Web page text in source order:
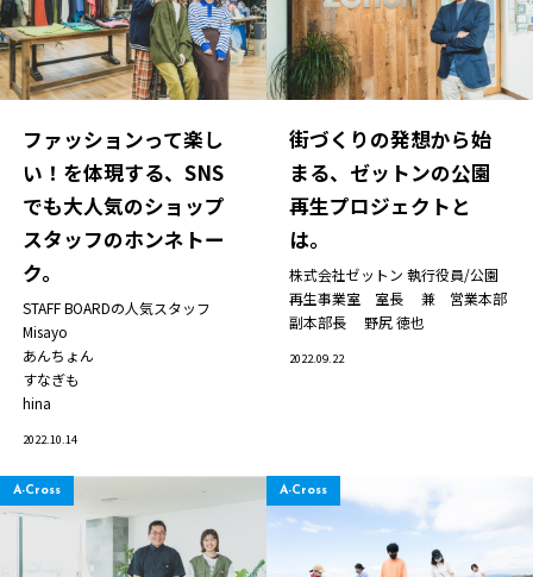
グループ企業
採用情報
Play fashion!
JP EN
ファッションって楽し
い！を体現する、SNS
でも大人気のショップ
スタッフのホンネトー
ク。
STAFF BOARDの人気スタッフ
Misayo
あんちょん
すなぎも
hina
2022.10.14
街づくりの発想から始
まる、ゼットンの公園
再生プロジェクトと
は。
株式会社ゼットン 執行役員/公園
再生事業室 室長 兼 営業本部
副本部長
野尻 徳也
2022.09.22
A-Cross A-Cross